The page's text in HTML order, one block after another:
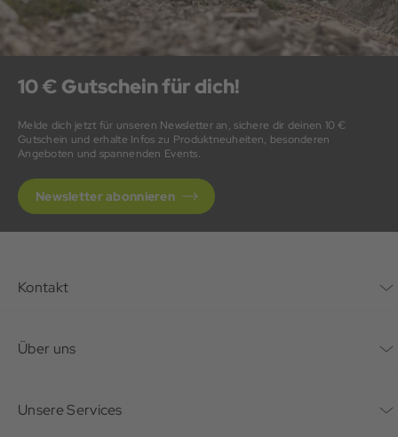
10 € Gutschein für dich!
Melde dich jetzt für unseren Newsletter an, sichere dir deinen 10 €
Gutschein und erhalte Infos zu Produktneuheiten, besonderen
Angeboten und spannenden Events.
Newsletter abonnieren
Kontakt
Über uns
Unsere Services